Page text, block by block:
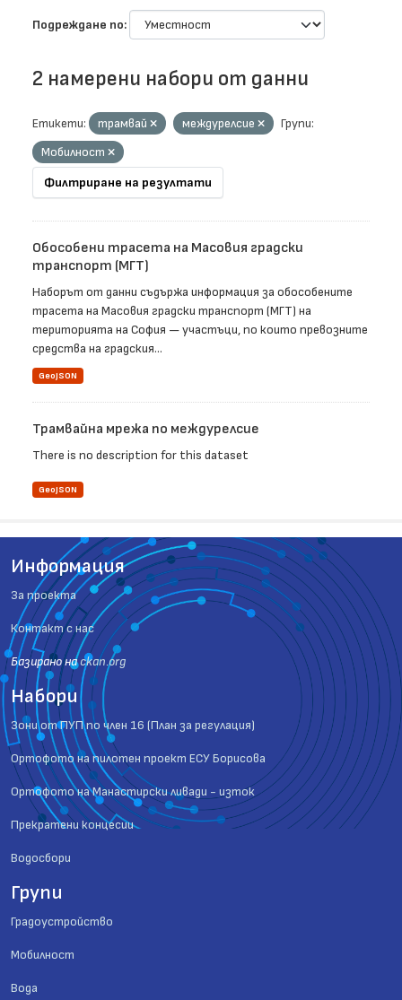
Подреждане по
2 намерени набори от данни
Етикети: трамвай междурелсие
Групи:
Мобилност
Филтриране на резултати
Обособени трасета на Масовия градски
транспорт (МГТ)
Наборът от данни съдържа информация за обособените
трасета на Масовия градски транспорт (МГТ) на
територията на София — участъци, по които превозните
средства на градския...
GeoJSON
Трамвайна мрежа по междурелсие
There is no description for this dataset
GeoJSON
Информация
За проекта
Контакт с нас
Базиранo наckan.org
Набори
Зони от ПУП по член 16 (План за регулация)
Ортофото на пилотен проект ЕСУ Борисова
Ортофото на Манастирски ливади - изток
Прекратени концесии
Водосбори
Групи
Градоустройство
Мобилност
Вода